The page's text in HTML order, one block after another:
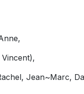
Jean~Marc,